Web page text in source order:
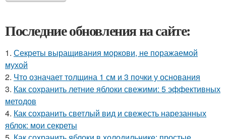
Последние обновления на сайте:
1. Секреты выращивания моркови, не поражаемой
мухой
2. Что означает толщина 1 см и 3 почки у основания
3. Как сохранить летние яблоки свежими: 5 эффективных
методов
4. Как сохранить светлый вид и свежесть нарезанных
яблок: мои секреты